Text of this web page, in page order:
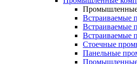
Встраиваемые
Встраиваемые
Встраиваемые
Стоечные
Панельные